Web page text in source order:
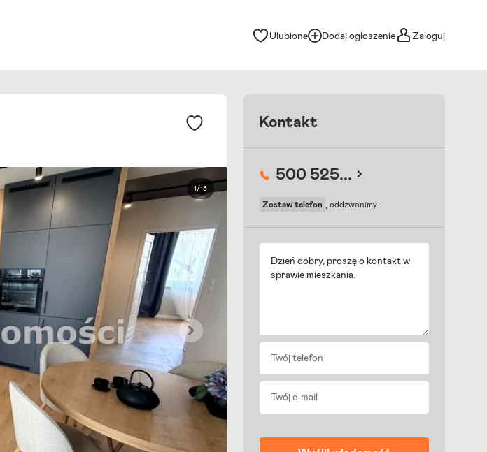
Ulubione Dodaj ogłoszenie Zaloguj
1/18
Kontakt
500 525...
Zostaw telefon , oddzwonimy